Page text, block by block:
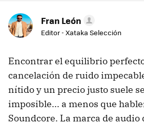
Fran León
Editor - Xataka Selección
Encontrar el equilibrio
cancelación de ruido
nítido y un precio justo suele
imposible... a menos que
Soundcore. La marca de audio